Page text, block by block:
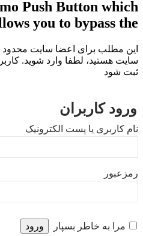
Push Button which
you to bypass the
این مطلب برای اعضا سایت
سایت هستید، لطفا وارد شوید.
ثبت شود
ورود کاربران
نام کاربری یا پست الکترونیک
رمزعبور
مرا به خاطر بسپار